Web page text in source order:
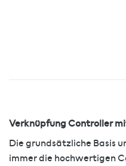
Verknüpfung Controller
Die grundsätzliche Basis
immer die hochwertigen